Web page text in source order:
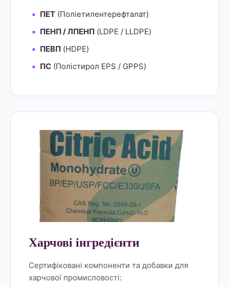
ПЕТ (Поліетилентерефталат)
ПЕНП / ЛПЕНП (LDPE / LLDPE)
ПЕВП (HDPE)
ПС (Полістирол EPS / GPPS)
Харчові інгредієнти
Сертифіковані компоненти та добавки для
харчової промисловості: